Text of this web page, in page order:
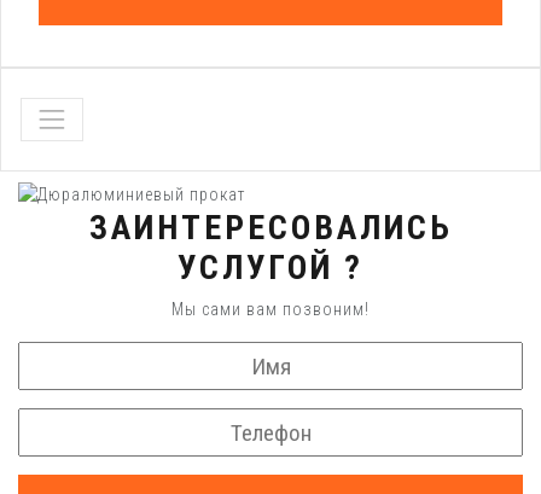
ЗАИНТЕРЕСОВАЛИСЬ
УСЛУГОЙ ?
Мы сами вам позвоним!